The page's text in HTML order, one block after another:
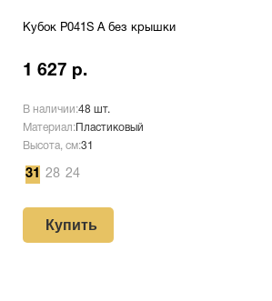
Кубок P041S A без крышки
1 627 р.
В наличии:48 шт.
Материал: Пластиковый
Высота, см:31
31 28 24
Купить